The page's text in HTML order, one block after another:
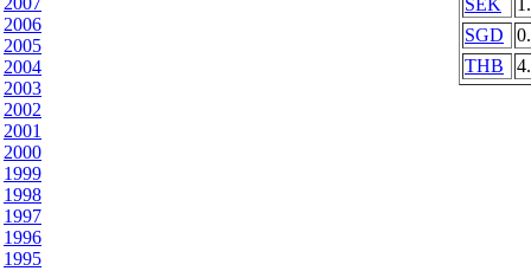
2006
2005
2004
2003
2002
2001
2000
1999
1998
1997
1996
1995
SEK
SGD
THB